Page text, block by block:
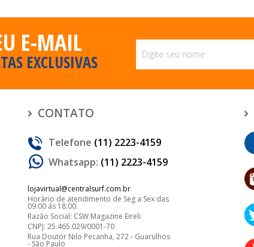
E-MAIL
EXCLUSIVAS
CONTATO
Telefone (11) 2223-4159
Whatsapp: (11) 2223-4159
lojavirtual@centralsurf.com.br
Horário de atendimento de Seg a Sex das
09:00 ás 18:00.
Razão Social: CSW Magazine Eireli
CNPJ: 25.465.029/0001-70
Rua Doutor Nilo Pecanha, 272 - Guarulhos
- São Paulo